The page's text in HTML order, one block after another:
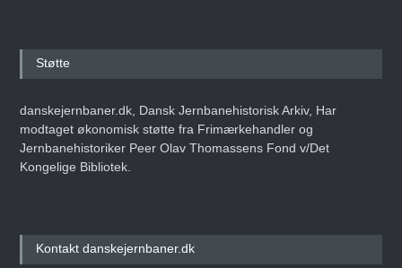
Støtte
danskejernbaner.dk, Dansk Jernbanehistorisk Arkiv, Har
modtaget økonomisk støtte fra Frimærkehandler og
Jernbanehistoriker Peer Olav Thomassens Fond v/Det
Kongelige Bibliotek.
Kontakt danskejernbaner.dk